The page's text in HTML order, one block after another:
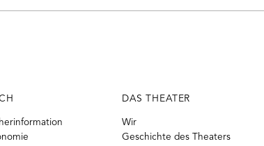
DAS THEATER
Wir
Geschichte des Theaters